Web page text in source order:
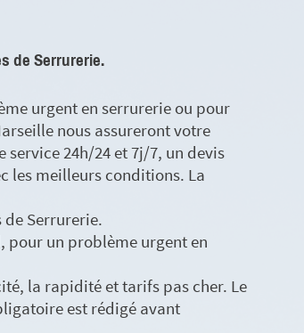
de Serrurerie.
urgent en serrurerie ou pour
nous assureront votre
24h/24 et 7j/7, un devis
les meilleurs conditions. La
Serrurerie.
pour un problème urgent en
la rapidité et tarifs pas cher. Le
est rédigé avant